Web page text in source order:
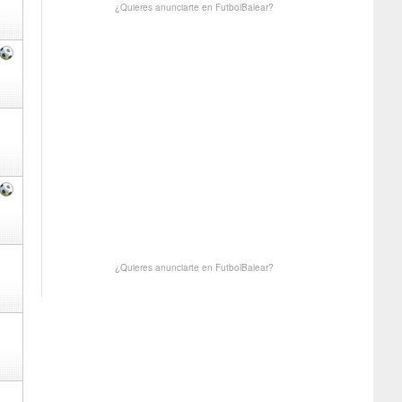
¿Quieres anunciarte en FutbolBalear?
¿Quieres anunciarte en FutbolBalear?